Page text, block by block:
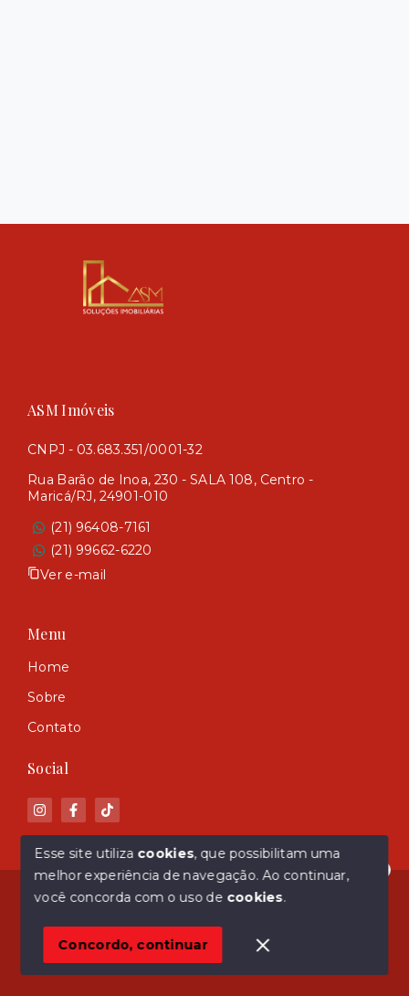
Olá! Estamos disponíveis para te ajudar.
ASM Imóveis
CNPJ - 03.683.351/0001-32
Rua Barão de Inoa, 230 - SALA 108, Centro -
Maricá/RJ, 24901-010
(21) 96408-7161
(21) 99662-6220
Ver e-mail
Menu
Home
Sobre
Contato
Social
© Copyright 2026 - ASM Imóveis - Todos os direitos
SITE PARA IMOBILIARIA
Esse site utiliza cookies, que possibilitam uma
melhor experiência de navegação.Ao continuar,
você concorda com o uso de cookies.
Concordo, continuar